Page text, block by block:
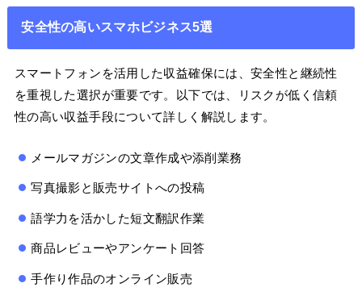
安全性の高いスマホビジネス5選
スマートフォンを活用した収益確保には、安全性と継続性
を重視した選択が重要です。以下では、リスクが低く信頼
性の高い収益手段について詳しく解説します。
メールマガジンの文章作成や添削業務
写真撮影と販売サイトへの投稿
語学力を活かした短文翻訳作業
商品レビューやアンケート回答
手作り作品のオンライン販売